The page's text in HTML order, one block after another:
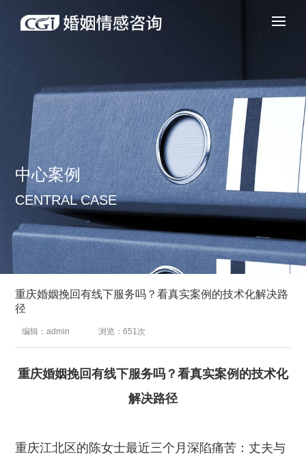
中心案例
CENTRAL CASE
重庆婚姻挽回有线下服务吗？看真实案例的技术化解决路
径
编辑：admin 浏览：651次
重庆婚姻挽回有线下服务吗？看真实案例的技术化
解决路径
重庆江北区的陈女士最近三个月深陷痛苦：丈夫与